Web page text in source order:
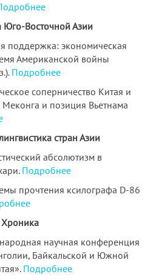
Юго-Восточной Азии
поддержка: экономическая
Американской войны
Подробнее
соперничество Китая и
и позиция Вьетнама
стран Азии
абсолютизм в
Подробнее
прочтения ксилографа D-86
Хроника
научная конференция
Байкальской и Южной
Подробнее